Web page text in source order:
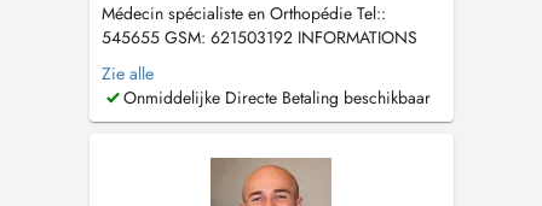
Médecin spécialiste en Orthopédie Tel::
545655 GSM: 621503192 INFORMATIONS
DU CABINET : Nous ne traitons pas les enfants
de moins de 4 ans (veuillez contacter votre
pédiatre ou la Kannerklinik) Pour les enfants
vous uniquement par téléphone....
Zie alle
Onmiddelijke Directe Betaling beschikbaar